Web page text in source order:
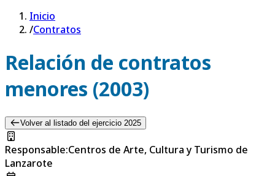
Inicio
/Contratos
Relación de contratos
menores (2003)
Volver al listado del ejercicio 2025
Responsable:Centros de Arte, Cultura y Turismo de
Lanzarote